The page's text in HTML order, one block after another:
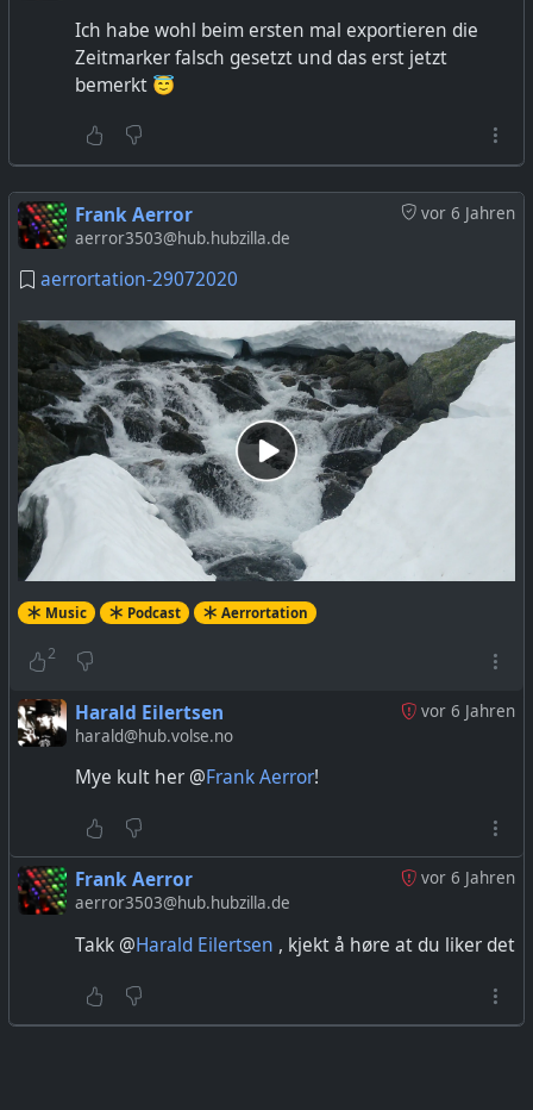
Ich habe wohl beim ersten mal exportieren die
Zeitmarker falsch gesetzt und das erst jetzt
bemerkt 😇
vor 6 Jahren
Frank Aerror
aerror3503@hub.hubzilla.de
aerrortation-29072020
Music Podcast Aerrortation
2
vor 6 Jahren
Harald Eilertsen
harald@hub.volse.no
Mye kult her @Frank Aerror!
vor 6 Jahren
Frank Aerror
aerror3503@hub.hubzilla.de
Takk @Harald Eilertsen , kjekt å høre at du liker det